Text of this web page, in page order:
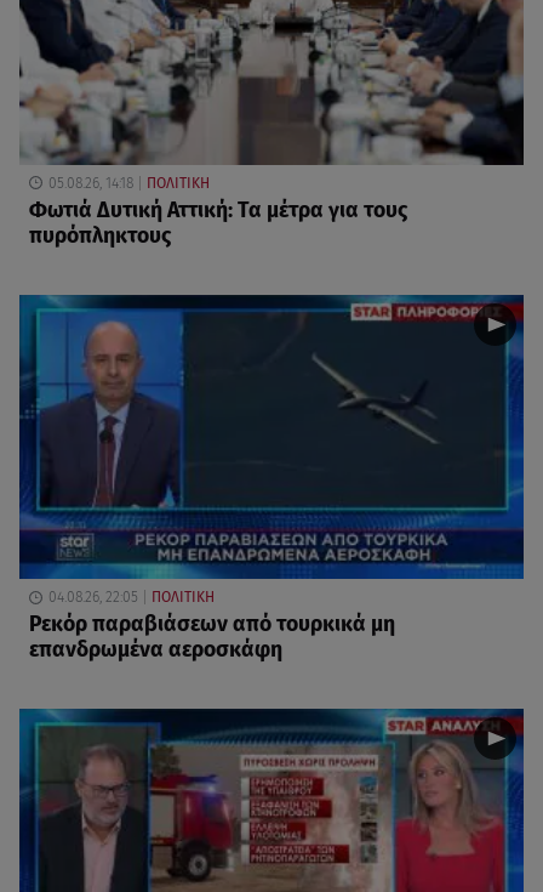
05.08.26, 14:18 ΠΟΛΙΤΙΚΗ
Φωτιά Δυτική Αττική: Τα μέτρα για τους
πυρόπληκτους
04.08.26, 22:05 ΠΟΛΙΤΙΚΗ
Ρεκόρ παραβιάσεων από τουρκικά μη
επανδρωμένα αεροσκάφη